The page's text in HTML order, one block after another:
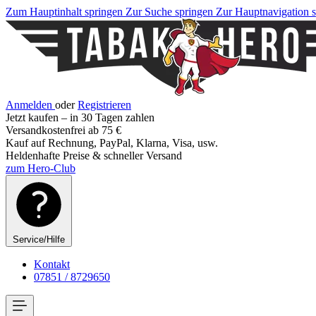
Zum Hauptinhalt springen Zur Suche springen Zur Hauptnavigation
Anmelden oder Registrieren
Jetzt kaufen – in 30 Tagen zahlen
Versandkostenfrei ab 75 €
Kauf auf Rechnung, PayPal, Klarna, Visa, usw.
Heldenhafte Preise & schneller Versand
zum Hero-Club
Service/Hilfe
Kontakt
07851 / 8729650